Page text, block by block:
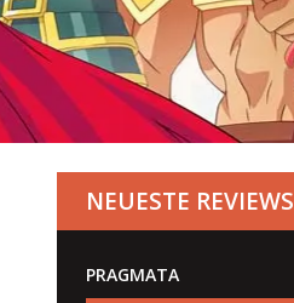
NEUESTE REVIEWS
PRAGMATA